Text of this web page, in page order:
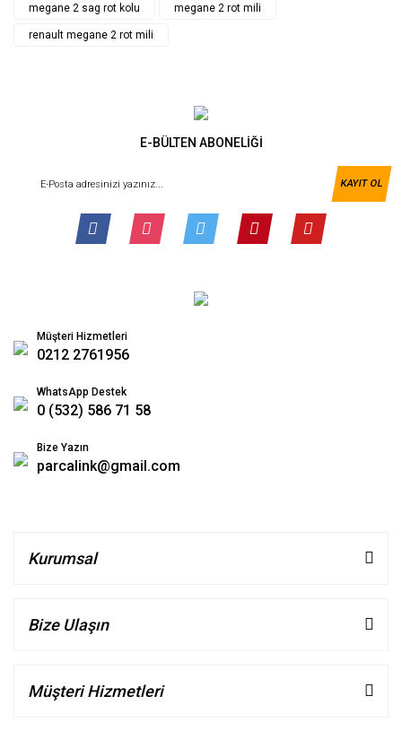
megane 2 sag rot kolu megane 2 rot mili
renault megane 2 rot mili
E-BÜLTEN ABONELİĞİ
KAYIT OL
Müşteri Hizmetleri
0212 2761956
WhatsApp Destek
0 (532) 586 71 58
Bize Yazın
parcalink@gmail.com
Kurumsal
Bize Ulaşın
Müşteri Hizmetleri